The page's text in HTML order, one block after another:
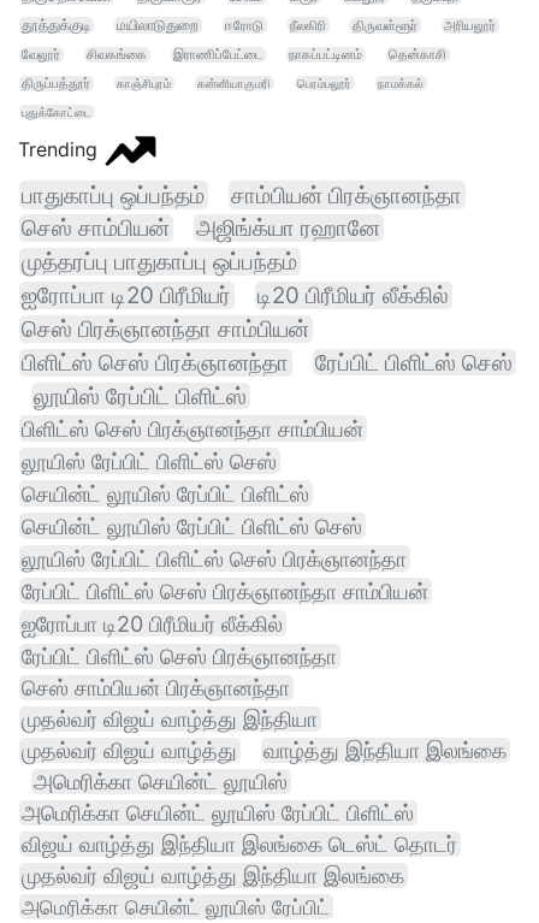
தூத்துக்குடி
மயிலாடுதுறை ஈரோடு நீலகிரி திருவள்ளூர்
அரியலூர்
வேலூர்
சிவகங்கை இராணிப்பேட்டை நாகப்பட்டினம்
தென்காசி
திருப்பத்தூர்
காஞ்சிபுரம் கன்னியாகுமரி பெரம்பலூர்
நாமக்கல்
புதுக்கோட்டை
Trending
பாதுகாப்பு ஒப்பந்தம் சாம்பியன் பிரக்ஞானந்தா
செஸ் சாம்பியன்
அஜிங்க்யா ரஹானே
முத்தரப்பு பாதுகாப்பு ஒப்பந்தம்
ஐரோப்பா டி20 பிரீமியர்
டி20 பிரீமியர் லீக்கில்
செஸ் பிரக்ஞானந்தா சாம்பியன்
பிளிட்ஸ் செஸ் பிரக்ஞானந்தா
ரேப்பிட் பிளிட்ஸ் செஸ்
லூயிஸ் ரேப்பிட் பிளிட்ஸ்
பிளிட்ஸ் செஸ் பிரக்ஞானந்தா சாம்பியன்
லூயிஸ் ரேப்பிட் பிளிட்ஸ் செஸ்
செயின்ட் லூயிஸ் ரேப்பிட் பிளிட்ஸ்
செயின்ட் லூயிஸ் ரேப்பிட் பிளிட்ஸ் செஸ்
லூயிஸ் ரேப்பிட் பிளிட்ஸ் செஸ் பிரக்ஞானந்தா
ரேப்பிட் பிளிட்ஸ் செஸ் பிரக்ஞானந்தா சாம்பியன்
ஐரோப்பா டி20 பிரீமியர் லீக்கில்
ரேப்பிட் பிளிட்ஸ் செஸ் பிரக்ஞானந்தா
செஸ் சாம்பியன் பிரக்ஞானந்தா
முதல்வர் விஜய் வாழ்த்து இந்தியா
முதல்வர் விஜய் வாழ்த்து
வாழ்த்து இந்தியா இலங்கை
அமெரிக்கா செயின்ட் லூயிஸ்
அமெரிக்கா செயின்ட் லூயிஸ் ரேப்பிட் பிளிட்ஸ்
விஜய் வாழ்த்து இந்தியா இலங்கை டெஸ்ட் தொடர்
முதல்வர் விஜய் வாழ்த்து இந்தியா இலங்கை
அமெரிக்கா செயின்ட் லூயிஸ் ரேப்பிட்